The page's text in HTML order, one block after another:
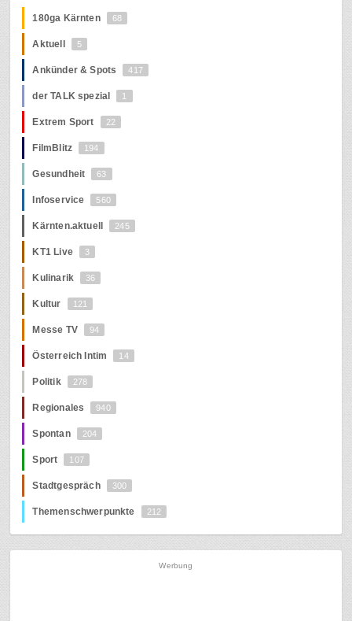
180ga Kärnten 68
Aktuell 5
Ankünder & Spots 417
der TALK spezial 1
Extrem Sport 22
FilmBlitz 194
Gesundheit 63
Infoservice 560
Kärnten.aktuell 245
KT1 Live 3
Kulinarik 36
Kultur 121
Messe TV 94
Österreich Intim 14
Politik 278
Regionales 940
Spontan 204
Sport 107
Stadtgespräch 300
Themenschwerpunkte 212
Werbung